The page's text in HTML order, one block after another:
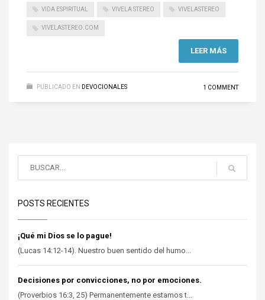
VIDA ESPIRITUAL VIVELA STEREO VIVELASTEREO
VIVELASTEREO.COM
LEER MÁS
PUBLICADO EN DEVOCIONALES 1 COMMENT
POSTS RECIENTES
¡Qué mi Dios se lo pague!
(Lucas 14:12-14). Nuestro buen sentido del humo...
Decisiones por convicciones, no por emociones.
(Proverbios 16:3, 25) Permanentemente estamos t...